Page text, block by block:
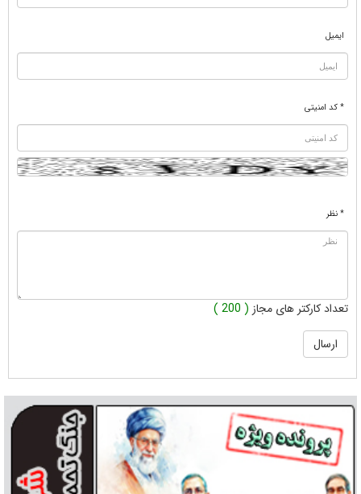
ایمیل
* کد امنیتی
* نظر
تعداد کارکتر های مجاز ( 200 )